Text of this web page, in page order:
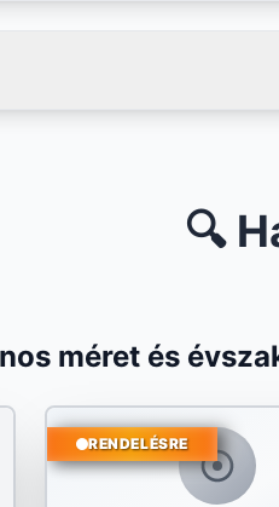
🔍
méret és
RENDELÉSRE